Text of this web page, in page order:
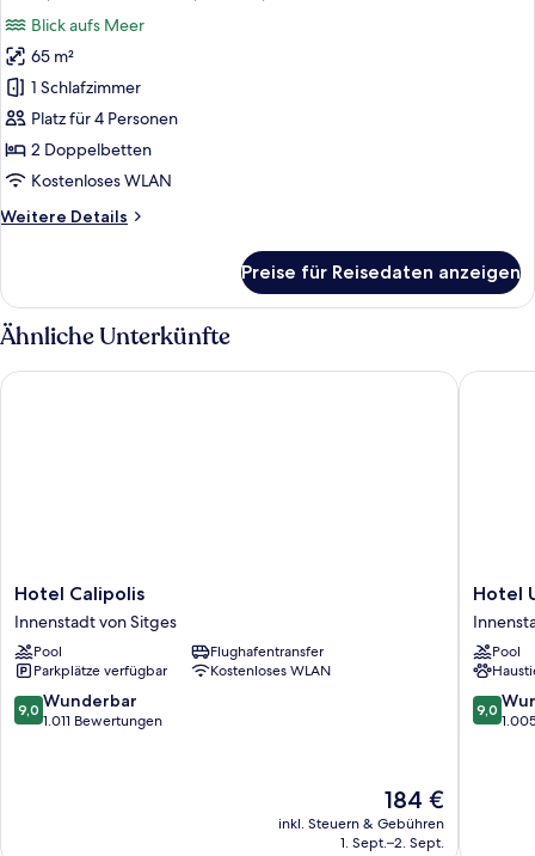
Fotos
für
Suite,
2 Schlafzimmer,
Balkon,
Meerblick
anzeigen
Blick aufs Meer
65 m²
1 Schlafzimmer
Platz für 4 Personen
2 Doppelbetten
Kostenloses WLAN
Weitere Details
Weitere
2 Schlafzimmer,
Balkon,
Meerblick
Preise für Reisedaten anzeigen
Ähnliche Unterkünfte
Hotel
Calipolis
Innenstadt
von
Sitges
Hotel Calipolis
Innenstadt von Sitges
Pool
Flughafentransfer
Parkplätze verfügbar
Kostenloses WLAN
9.0
von
9,0 Wunderbar
1.011 Bewertungen
Der
Preis
beträgt
184 €
inkl. Steuern & Gebühren
1. Sept.–2. Sept.
Hotel Calipolis
Hotel
URH
Sitges
Playa
von
Sitges
Hotel
Pool
9.0
von
9,0
Hotel